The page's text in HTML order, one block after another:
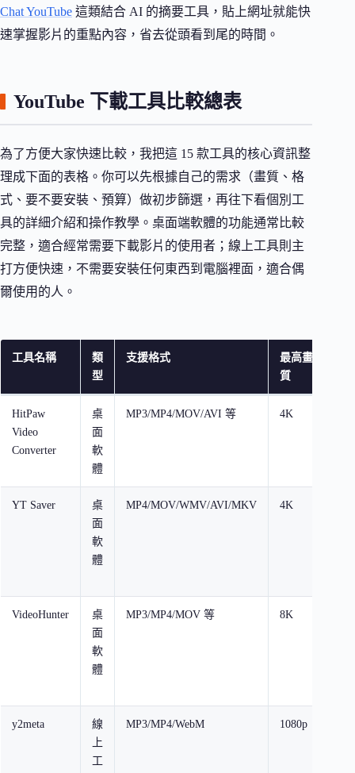
Chat YouTube 這類結合 AI 的摘要工具，貼上網址就能快
速掌握影片的重點內容，省去從頭看到尾的時間。
YouTube 下載工具比較總表
為了方便大家快速比較，我把這 15 款工具的核心資訊整
理成下面的表格。你可以先根據自己的需求（畫質、格
式、要不要安裝、預算）做初步篩選，再往下看個別工
具的詳細介紹和操作教學。桌面端軟體的功能通常比較
完整，適合經常需要下載影片的使用者；線上工具則主
打方便快速，不需要安裝任何東西到電腦裡面，適合偶
爾使用的人。
工具名稱
類
型
支援格式
最高畫
質
HitPaw
Video
Converter
桌
面
軟
體
MP3/MP4/MOV/AVI 等 4K
YT Saver
桌
面
軟
體
MP4/MOV/WMV/AVI/MKV 4K
VideoHunter
桌
面
軟
體
MP3/MP4/MOV 等 8K
y2meta
線
上
工
MP3/MP4/WebM 1080p